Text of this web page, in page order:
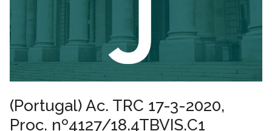
(Portugal) Ac. TRC 17-3-2020,
Proc. nº4127/18.4TBVIS.C1